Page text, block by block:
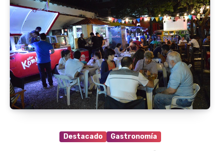
Destacado Gastronomía